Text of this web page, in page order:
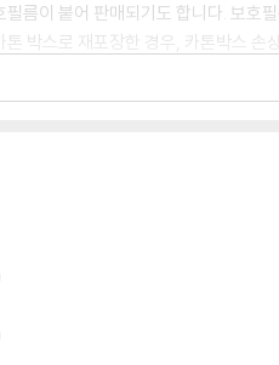
름이 붙어 판매되기도 합니다. 보호
박스로 재포장한 경우, 카톤박스 손
불량에 의한 교환/반품 신청시 불량
불량 현상에 대해서는 반품/교환이
원활하지 않은 경우가 있습니다. 디스
환 상의 문제로 정상적인 디스크도
가 발생할 수 있음을 알려드립니다.
거나 인쇄 면이 깨끗하지 않은 경우